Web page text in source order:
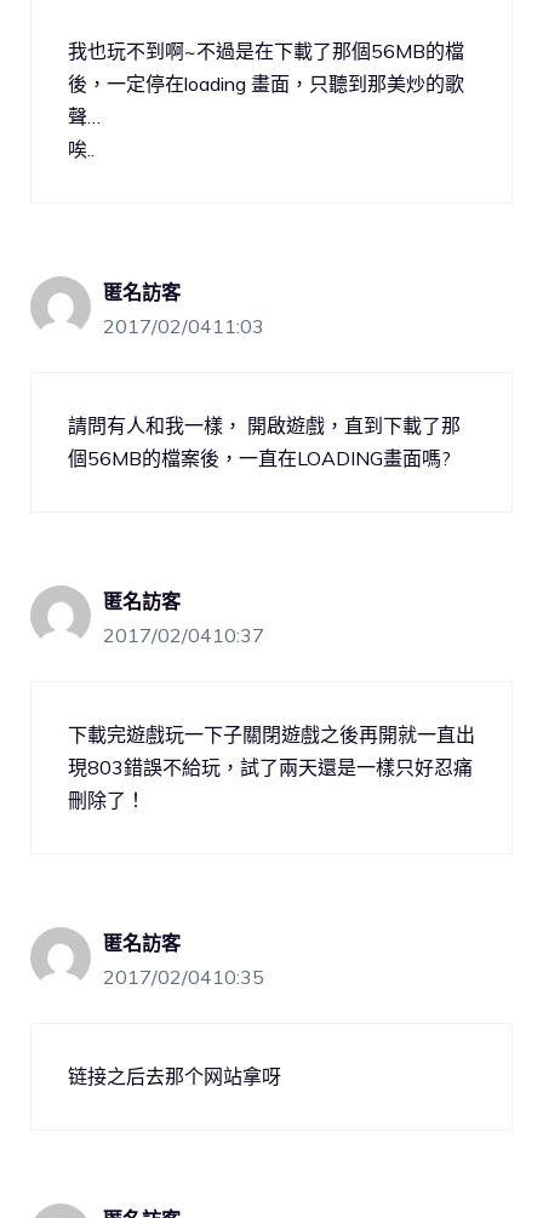
我也玩不到啊~不過是在下載了那個56MB的檔
後，一定停在loading 畫面，只聽到那美炒的歌
聲…
唉..
匿名訪客
2017/02/0411:03
請問有人和我一樣， 開啟遊戲，直到下載了那
個56MB的檔案後，一直在LOADING畫面嗎?
匿名訪客
2017/02/0410:37
下載完遊戲玩一下子關閉遊戲之後再開就一直出
現803錯誤不給玩，試了兩天還是一樣只好忍痛
刪除了！
匿名訪客
2017/02/0410:35
链接之后去那个网站拿呀